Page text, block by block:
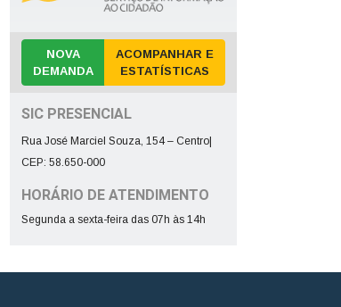
NOVA
DEMANDA
ACOMPANHAR E
ESTATÍSTICAS
SIC PRESENCIAL
Rua José Marciel Souza, 154 – Centro|
CEP: 58.650-000
HORÁRIO DE ATENDIMENTO
Segunda a sexta-feira das 07h às 14h